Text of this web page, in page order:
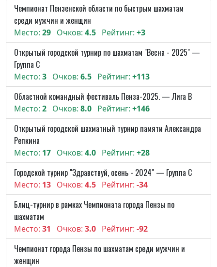
Чемпионат Пензенской области по быстрым шахматам
среди мужчин и женщин
Место: 29 Очков: 4.5 Рейтинг: +3
Открытый городской турнир по шахматам "Весна - 2025" —
Группа C
Место: 3 Очков: 6.5 Рейтинг: +113
Областной командный фестиваль Пенза-2025. — Лига В
Место: 2 Очков: 8.0 Рейтинг: +146
Открытый городской шахматный турнир памяти Александра
Репкина
Место: 17 Очков: 4.0 Рейтинг: +28
Городской турнир "Здравствуй, осень - 2024" — Группа C
Место: 13 Очков: 4.5 Рейтинг: -34
Блиц-турнир в рамках Чемпионата города Пензы по
шахматам
Место: 31 Очков: 3.0 Рейтинг: -92
Чемпионат города Пензы по шахматам среди мужчин и
женщин